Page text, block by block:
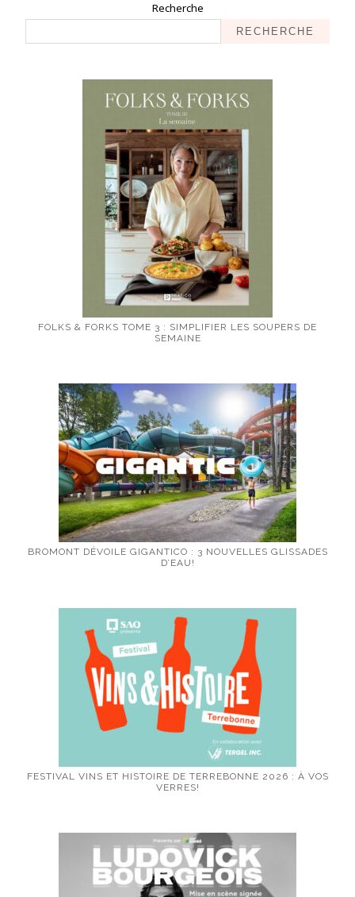
Recherche
RECHERCHE
FOLKS & FORKS TOME 3 : SIMPLIFIER LES SOUPERS DE
SEMAINE
BROMONT DÉVOILE GIGANTICO : 3 NOUVELLES GLISSADES
D’EAU!
FESTIVAL VINS ET HISTOIRE DE TERREBONNE 2026 : À VOS
VERRES!